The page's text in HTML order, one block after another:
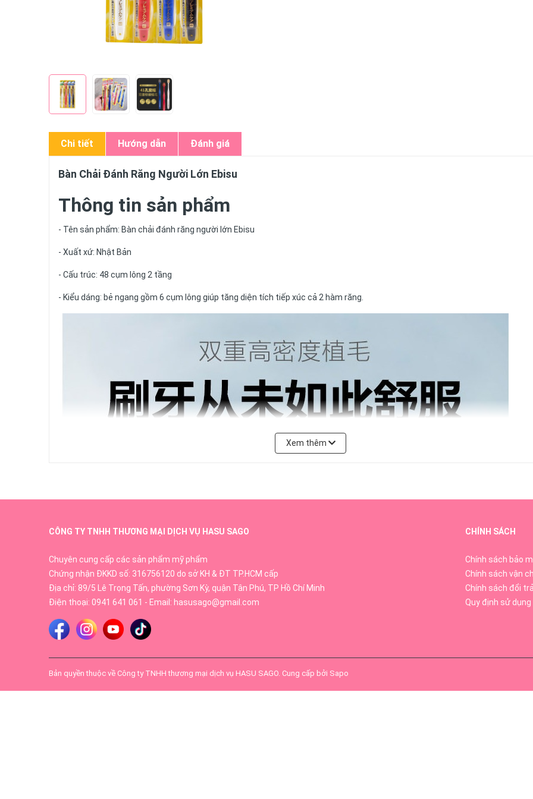
Chi tiết Hướng dẫn Đánh giá
Bàn Chải Đánh Răng Người Lớn Ebisu
Thông tin sản phẩm
- Tên sản phẩm: Bàn chải đánh răng người lớn Ebisu
- Xuất xứ: Nhật Bản
- Cấu trúc: 48 cụm lông 2 tầng
- Kiểu dáng: bẻ ngang gồm 6 cụm lông giúp tăng diện tích tiếp xúc cả 2 hàm răng.
Xem thêm
CÔNG TY TNHH THƯƠNG MẠI DỊCH VỤ HASU SAGO
Chuyên cung cấp các sản phẩm mỹ phẩm
Chứng nhận ĐKKD số: 316756120 do sở KH & ĐT TP.HCM cấp
Địa chỉ: 89/5 Lê Trọng Tấn, phường Sơn Kỳ, quận Tân Phú, TP Hồ Chí Minh
Điện thoại: 0941 641 061 - Email: hasusago@gmail.com
CHÍNH SÁCH
Chính sách bảo
Chính sách vận
Chính sách đổi trả
Quy định sử dụng
Bản quyền thuộc về Công ty TNHH thương mại dịch vụ HASU SAGO. Cung cấp bởi Sapo